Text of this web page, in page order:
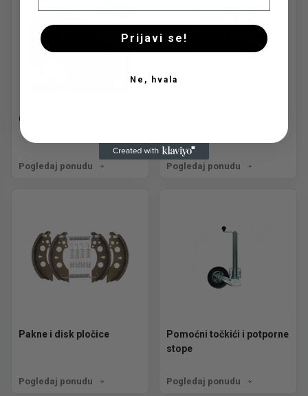
Održavanje i nega
Pogledaj ponudu Pogledaj ponudu
Pakne i disk pločice
Pogledaj ponudu
Pomoćni točkići i potporne
stope
Pogledaj ponudu
Prijavi se!
Ne, hvala